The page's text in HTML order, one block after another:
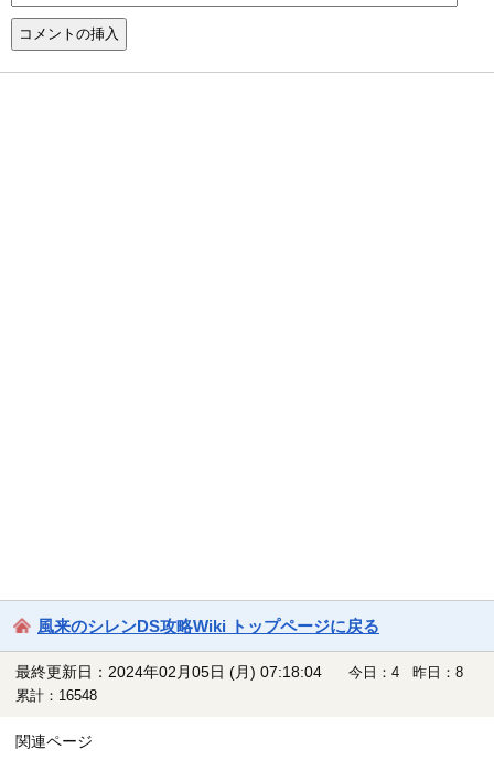
風来のシレンDS攻略Wiki トップページに戻る
最終更新日：2024年02月05日 (月) 07:18:04
今日：4 昨日：8
累計：16548
関連ページ